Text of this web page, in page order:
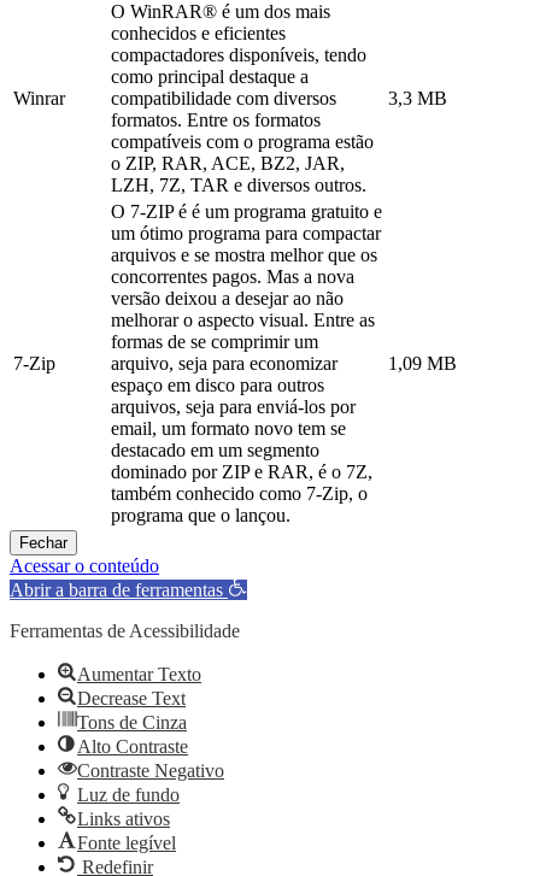
Winrar
O WinRAR® é um dos mais
conhecidos e eficientes
compactadores disponíveis, tendo
como principal destaque a
compatibilidade com diversos
formatos. Entre os formatos
compatíveis com o programa estão
o ZIP, RAR, ACE, BZ2, JAR,
LZH, 7Z, TAR e diversos outros.
3,3 MB
7-Zip
O 7-ZIP é é um programa gratuito e
um ótimo programa para compactar
arquivos e se mostra melhor que os
concorrentes pagos. Mas a nova
versão deixou a desejar ao não
melhorar o aspecto visual. Entre as
formas de se comprimir um
arquivo, seja para economizar
espaço em disco para outros
arquivos, seja para enviá-los por
email, um formato novo tem se
destacado em um segmento
dominado por ZIP e RAR, é o 7Z,
também conhecido como 7-Zip, o
programa que o lançou.
1,09 MB
Fechar
Acessar o conteúdo
Abrir a barra de ferramentas
Ferramentas de Acessibilidade
Aumentar Texto
Decrease Text
Tons de Cinza
Alto Contraste
Contraste Negativo
Luz de fundo
Links ativos
Fonte legível
Redefinir